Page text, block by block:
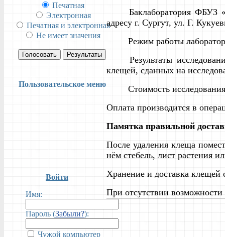
Печатная
Электронная
Печатная и электронная
Не имеет значения
Голосовать Результаты
Пользовательское меню
Войти
Имя:
Пароль (Забыли?):
Чужой компьютер
Баклаборатория
адресу г. Сургут, ул. Г.
Режим работы
Результаты
клещей, сданных на
Стоимость
Оплата производится в
Памятка правильной
После удаления клеща
нём стебель, лист растения
Хранение и доставка клещей
При отсутствии